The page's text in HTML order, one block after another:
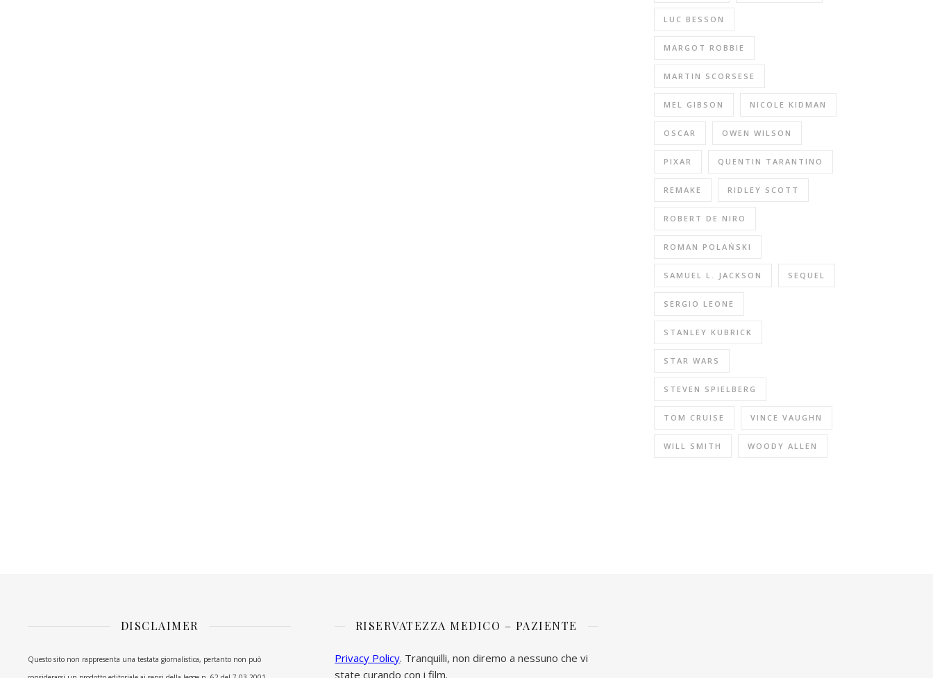
LUC BESSON
MARGOT ROBBIE
MARTIN SCORSESE
MEL GIBSON NICOLE KIDMAN
OSCAR OWEN WILSON
PIXAR QUENTIN TARANTINO
REMAKE RIDLEY SCOTT
ROBERT DE NIRO
ROMAN POLAŃSKI
SAMUEL L. JACKSON SEQUEL
SERGIO LEONE
STANLEY KUBRICK
STAR WARS
STEVEN SPIELBERG
TOM CRUISE VINCE VAUGHN
WILL SMITH WOODY ALLEN
DISCLAIMER
Questo sito non rappresenta una testata giornalistica, pertanto non può
RISERVATEZZA MEDICO – PAZIENTE
Privacy Policy. Tranquilli, non diremo a nessuno che vi
state curando con i film.